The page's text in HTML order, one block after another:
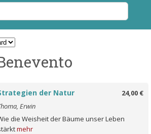
24,00 €
der Natur
Erwin
die Weisheit der Bäume unser Leben
mehr